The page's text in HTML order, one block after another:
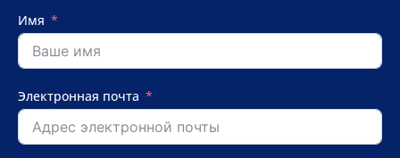
Имя
Электронная почта